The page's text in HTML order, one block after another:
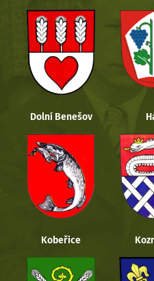
Dolní Benešov
Kobeřice